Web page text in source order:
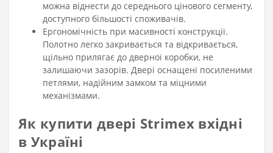
можна віднести до середнього цінового сегменту,
доступного більшості споживачів.
Ергономічність при масивності конструкції.
Полотно легко закривається та відкривається,
щільно прилягає до дверної коробки, не
залишаючи зазорів. Двері оснащені посиленими
петлями, надійним замком та міцними
механізмами.
Як купити двері Strimex вхідні
в Україні